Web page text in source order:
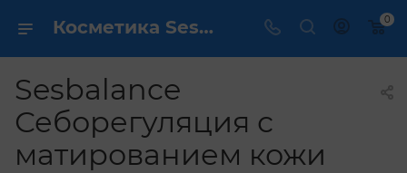
Косметика Sesbalance Себорегуляция с матированием кожи - купить в интернет магазине ✔️ по выгодной цене 0
Sesbalance
Себорегуляция с
матированием кожи